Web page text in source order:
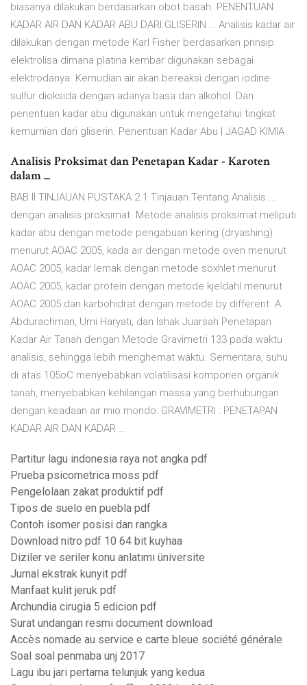
biasanya dilakukan berdasarkan obot basah. PENENTUAN
KADAR AIR DAN KADAR ABU DARI GLISERIN … Analisis kadar air
dilakukan dengan metode Karl Fisher berdasarkan prinsip
elektrolisa dimana platina kembar digunakan sebagai
elektrodanya. Kemudian air akan bereaksi dengan iodine
sulfur dioksida dengan adanya basa dan alkohol. Dan
penentuan kadar abu digunakan untuk mengetahui tingkat
kemurnian dari gliserin. Penentuan Kadar Abu | JAGAD KIMIA
Analisis Proksimat dan Penetapan Kadar - Karoten
dalam ...
BAB II TINJAUAN PUSTAKA 2.1 Tinjauan Tentang Analisis ...
dengan analisis proksimat. Metode analisis proksimat meliputi
kadar abu dengan metode pengabuan kering (dryashing)
menurut AOAC 2005, kada air dengan metode oven menurut
AOAC 2005, kadar lemak dengan metode soxhlet menurut
AOAC 2005, kadar protein dengan metode kjeldahl menurut
AOAC 2005 dan karbohidrat dengan metode by different. A.
Abdurachman, Umi Haryati, dan Ishak Juarsah Penetapan
Kadar Air Tanah dengan Metode Gravimetri 133 pada waktu
analisis, sehingga lebih menghemat waktu. Sementara, suhu
di atas 105oC menyebabkan volatilisasi komponen organik
tanah, menyebabkan kehilangan massa yang berhubungan
dengan keadaan air mio mondo: GRAVIMETRI : PENETAPAN
KADAR AIR DAN KADAR …
Partitur lagu indonesia raya not angka pdf
Prueba psicometrica moss pdf
Pengelolaan zakat produktif pdf
Tipos de suelo en puebla pdf
Contoh isomer posisi dan rangka
Download nitro pdf 10 64 bit kuyhaa
Diziler ve seriler konu anlatımı üniversite
Jurnal ekstrak kunyit pdf
Manfaat kulit jeruk pdf
Archundia cirugia 5 edicion pdf
Surat undangan resmi document download
Accès nomade au service e carte bleue société générale
Soal soal penmaba unj 2017
Lagu ibu jari pertama telunjuk yang kedua